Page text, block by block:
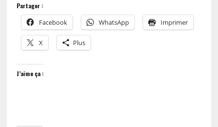
Partager :
Facebook WhatsApp Imprimer
X Plus
J’aime ça :